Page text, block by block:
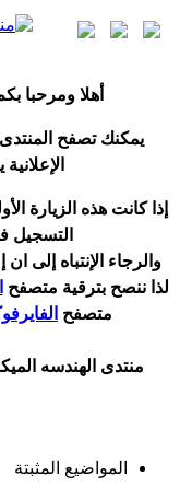
هلا ومرحبا
يمكنك تصفح
إذا كانت هذه الزيارة
والرجاء الإنتباه إلى
لذا ننصح بترقية متصفح
متصفح
منتدى الهندسه
المواضيع المثبتة